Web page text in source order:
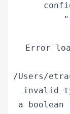
Error
/Users/
invalid
a